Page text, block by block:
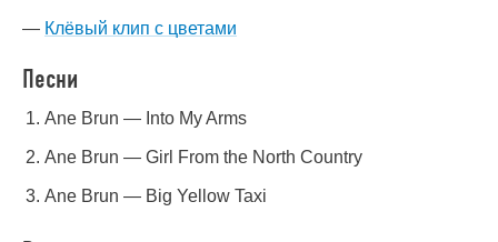
Клёвый клип с цветами
Песни
Ane Brun — Into My Arms
Ane Brun — Girl From the North Country
Ane Brun — Big Yellow Taxi